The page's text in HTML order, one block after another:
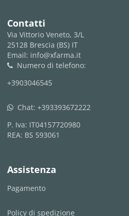
Contatti
Via Vittorio Veneto, 3/L
25128 Brescia (BS) IT
Email: info@xfarma.it
phone
Numero di telefono:
+3903046545
whatsapp Chat: +393393672222
P. Iva: IT04157720980
REA: BS 593061
Assistenza
Pagamento
Policy di spedizione